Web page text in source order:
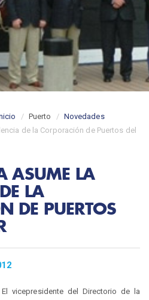
Puerto
Novedades
de la Corporación de Puertos del
ASUME LA
LA
DE PUERTOS
El vicepresidente del Directorio de la